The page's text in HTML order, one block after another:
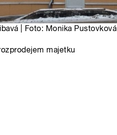
| Foto: Monika Pustovková
majetku